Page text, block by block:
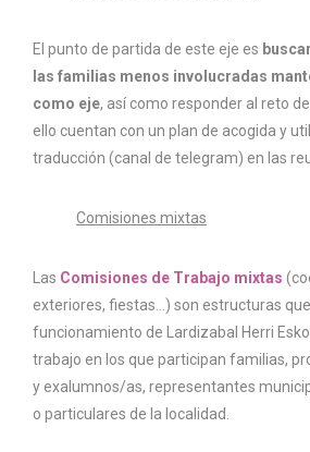
El punto de partida de este eje es
las familias menos involucradas
como eje, así como responder al reto
ello cuentan con un plan de acogida y
traducción (canal de telegram) en las
Comisiones mixtas
Las Comisiones de Trabajo mixtas
exteriores, fiestas…) son estructuras
funcionamiento de Lardizabal Herri
trabajo en los que participan familias,
y exalumnos/as, representantes
o particulares de la localidad.